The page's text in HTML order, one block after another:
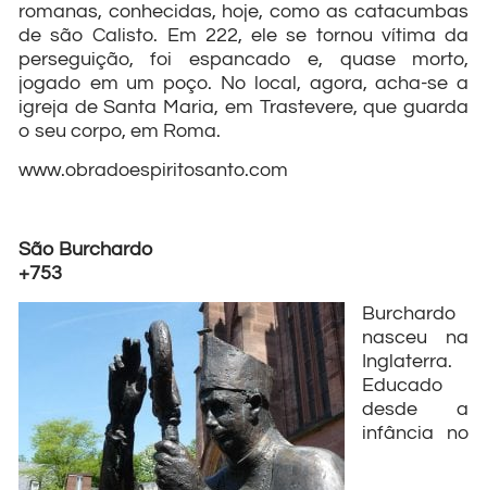
romanas, conhecidas, hoje, como as catacumbas
de são Calisto. Em 222, ele se tornou vítima da
perseguição, foi espancado e, quase morto,
jogado em um poço. No local, agora, acha-se a
igreja de Santa Maria, em Trastevere, que guarda
o seu corpo, em Roma.
www.obradoespiritosanto.com
São Burchardo
+753
Burchardo
nasceu na
Inglaterra.
Educado
desde a
infância no